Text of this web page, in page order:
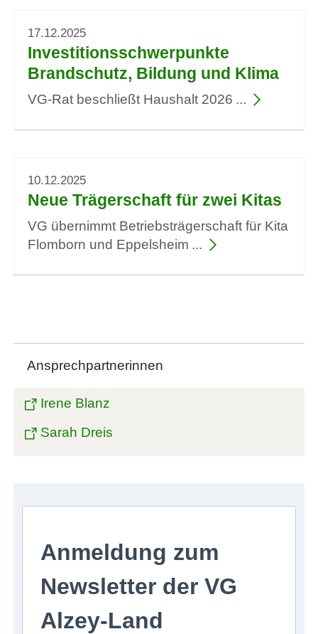
17.12.2025
Investitionsschwerpunkte
Brandschutz, Bildung und Klima
VG-Rat beschließt Haushalt 2026
10.12.2025
Neue Trägerschaft für zwei Kitas
VG übernimmt Betriebsträgerschaft für Kita
Flomborn und Eppelsheim
Ansprechpartnerinnen
Irene Blanz
Sarah Dreis
Anmeldung zum
Newsletter der VG
Alzey-Land